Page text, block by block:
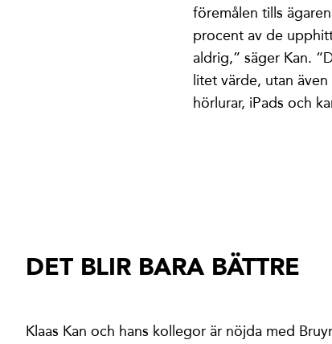
föremålen tills
procent av de
aldrig,” säger Kan.
litet värde, utan
hörlurar, iPads och
DET BLIR BARA BÄTTRE
Klaas Kan och hans kollegor är nöjda med